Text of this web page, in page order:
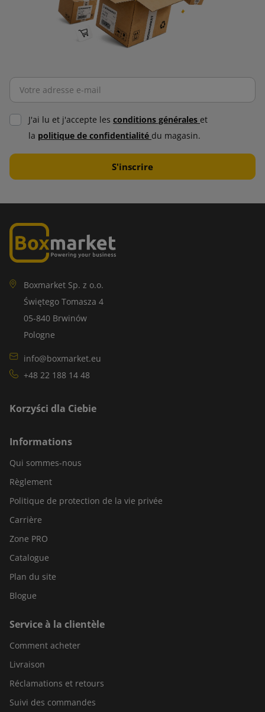
J'ai lu et j'accepte les conditions générales et
la politique de confidentialité du magasin.
Boxmarket Sp. z o.o.
Świętego Tomasza 4
05-840 Brwinów
Pologne
info@boxmarket.eu
+48 22 188 14 48
Korzyści dla Ciebie
Informations
Qui sommes-nous
Règlement
Politique de protection de la vie privée
Carrière
Zone PRO
Catalogue
Plan du site
Blogue
Service à la clientèle
Comment acheter
Livraison
Réclamations et retours
Suivi des commandes